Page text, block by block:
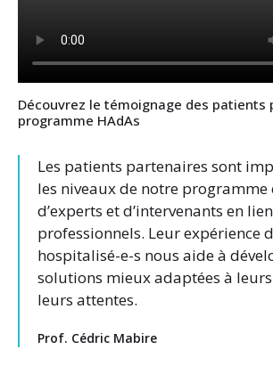
Découvrez le témoignage des patients
programme HAdAs
Les patients partenaires sont
les niveaux de notre
d’experts et d’intervenants en
professionnels. Leur expérience
hospitalisé-e-s nous aide à
solutions mieux adaptées à
leurs attentes.
Prof. Cédric Mabire